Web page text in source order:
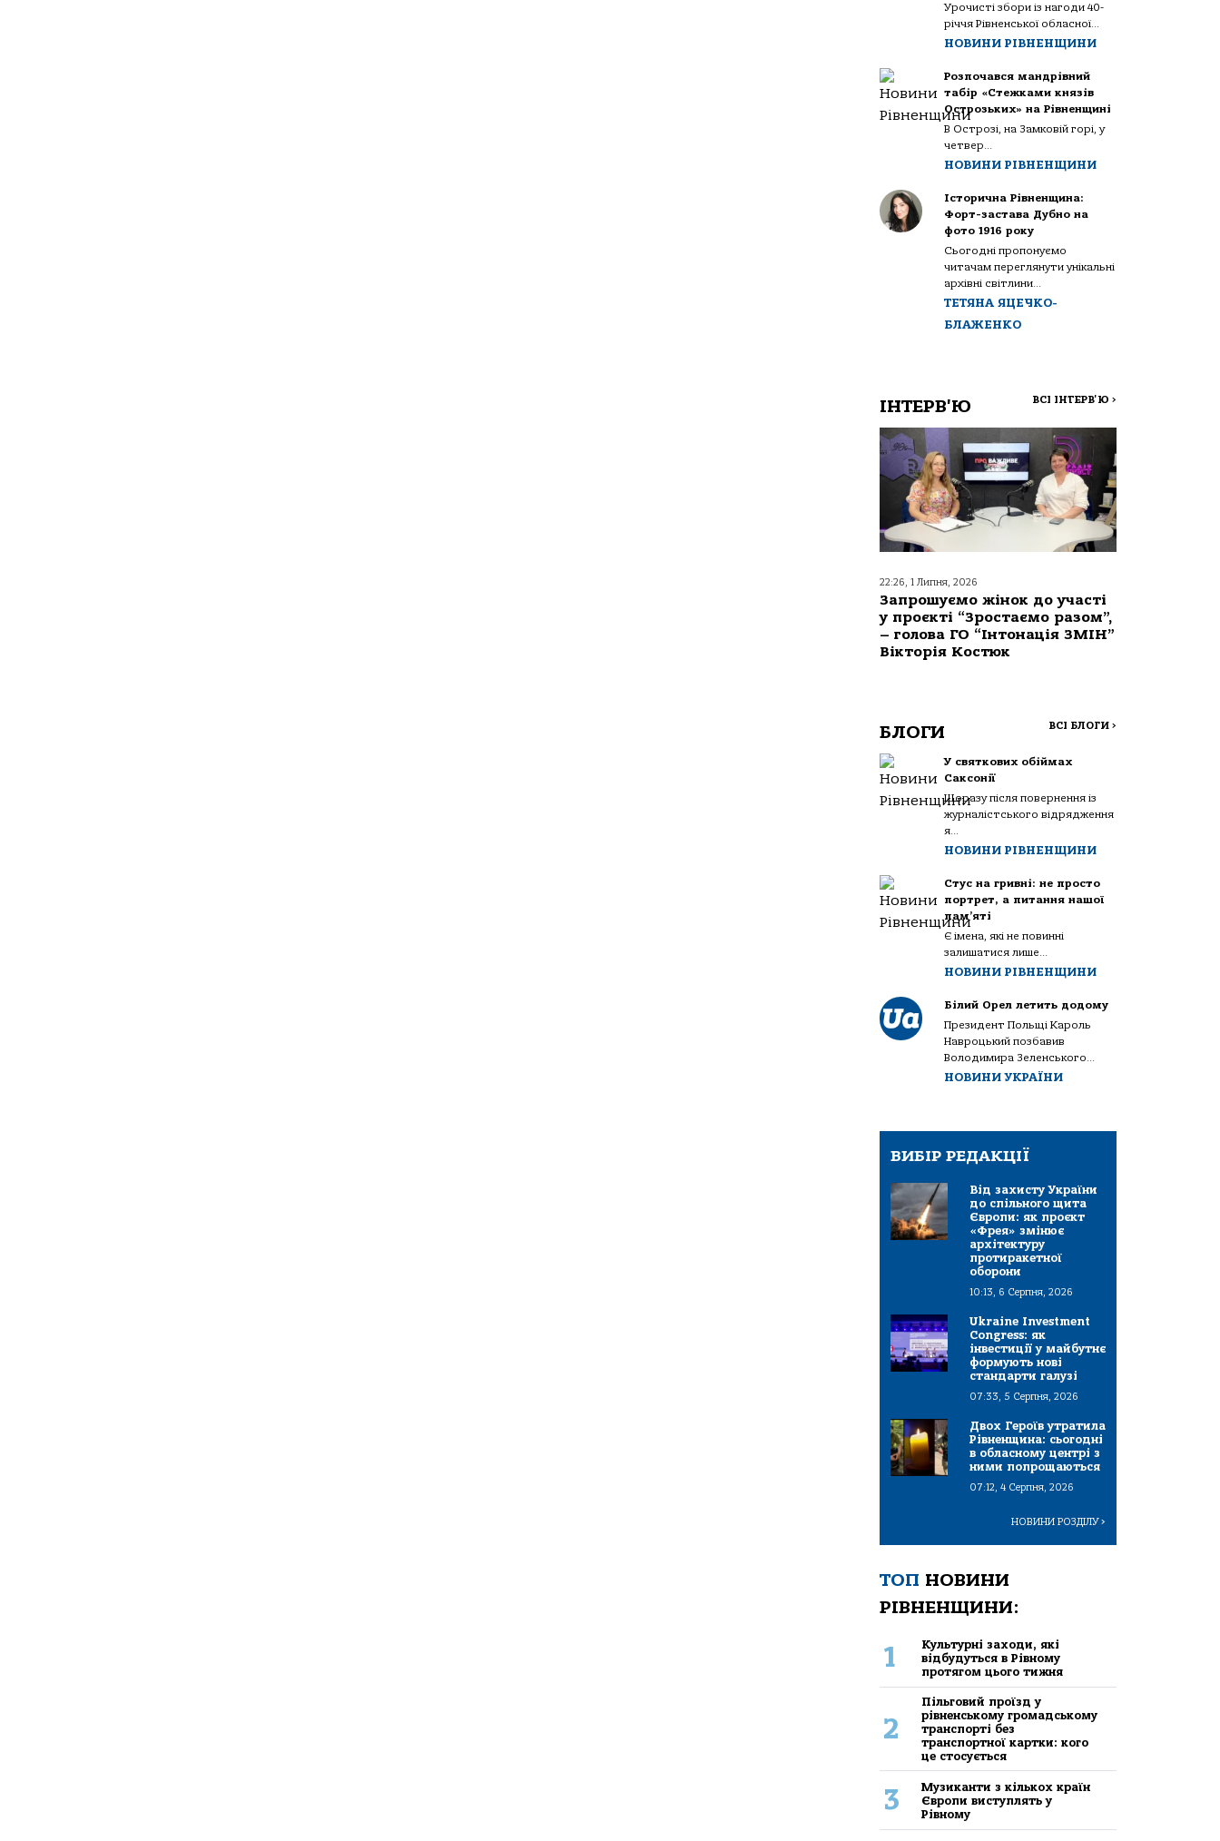
Урочисті збори із нагоди 40-
річчя Рівненської обласної...
НОВИНИ РІВНЕНЩИНИ
Розпочався мандрівний
табір «Стежками князів
Острозьких» на Рівненщині
В Острозі, на Замковій горі, у
четвер...
НОВИНИ РІВНЕНЩИНИ
Історична Рівненщина:
Форт-застава Дубно на
фото 1916 року
Сьогодні пропонуємо
читачам переглянути унікальні
архівні світлини...
ТЕТЯНА ЯЦЕЧКО-
БЛАЖЕНКО
ІНТЕРВ'Ю ВСІ ІНТЕРВ'Ю >
22:26, 1 Липня, 2026
Запрошуємо жінок до участі
у проєкті “Зростаємо разом”,
– голова ГО “Інтонація ЗМІН”
Вікторія Костюк
БЛОГИ ВСІ БЛОГИ >
У святкових обіймах
Саксонії
Щоразу після повернення із
журналістського відрядження
я...
НОВИНИ РІВНЕНЩИНИ
Стус на гривні: не просто
портрет, а питання нашої
пам’яті
Є імена, які не повинні
залишатися лише...
НОВИНИ РІВНЕНЩИНИ
Білий Орел летить додому
Президент Польщі Кароль
Навроцький позбавив
Володимира Зеленського...
НОВИНИ УКРАЇНИ
ВИБІР РЕДАКЦІЇ
Від захисту України
до спільного щита
Європи: як проєкт
«Фрея» змінює
архітектуру
протиракетної
оборони
10:13, 6 Серпня, 2026
Ukraine Investment
Congress: як
інвестиції у майбутнє
формують нові
стандарти галузі
07:33, 5 Серпня, 2026
Двох Героїв утратила
Рівненщина: сьогодні
в обласному центрі з
ними попрощаються
07:12, 4 Серпня, 2026
НОВИНИ РОЗДІЛУ>
ТОП НОВИНИ
РІВНЕНЩИНИ:
1
Культурні заходи, які
відбудуться в Рівному
протягом цього тижня
2
Пільговий проїзд у
рівненському громадському
транспорті без
транспортної картки: кого
це стосується
3
Музиканти з кількох країн
Європи виступлять у
Рівному